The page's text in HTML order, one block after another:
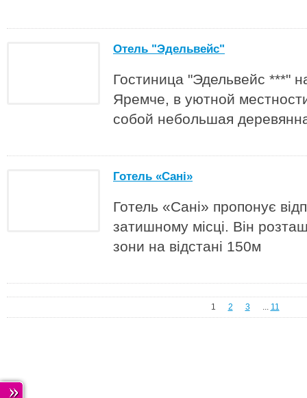
Отель "Эдельвейс"
Гостиница "Эдельвейс ***"
Яремче, в уютной
собой небольшая
Готель «Сані»
Готель «Сані» пропонує
затишному місці. Він
зони на відстані 150м
1 2 3 ... 11